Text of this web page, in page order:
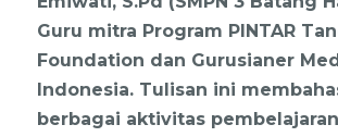
Guru mitra Program PINTAR
Foundation dan Gurusianer
Indonesia. Tulisan ini
berbagai aktivitas